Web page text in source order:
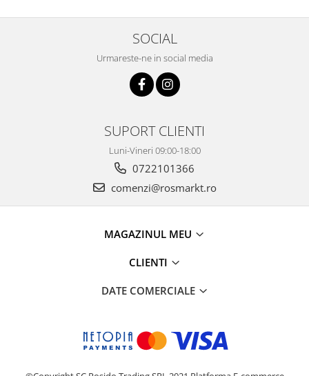
SOCIAL
Urmareste-ne in social media
SUPORT CLIENTI
Luni-Vineri 09:00-18:00
0722101366
comenzi@rosmarkt.ro
MAGAZINUL MEU
CLIENTI
DATE COMERCIALE